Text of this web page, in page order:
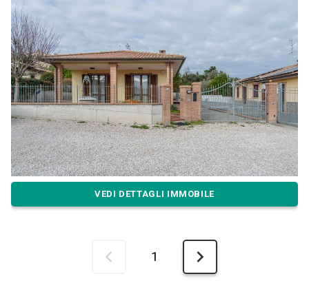
VEDI DETTAGLI IMMOBILE
1